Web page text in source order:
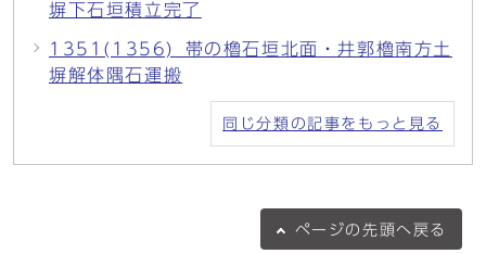
塀下石垣積立完了
1351(1356)_帯の櫓石垣北面・井郭櫓南方土
塀解体隅石運搬
同じ分類の記事をもっと見る
ページの 先頭へ戻る